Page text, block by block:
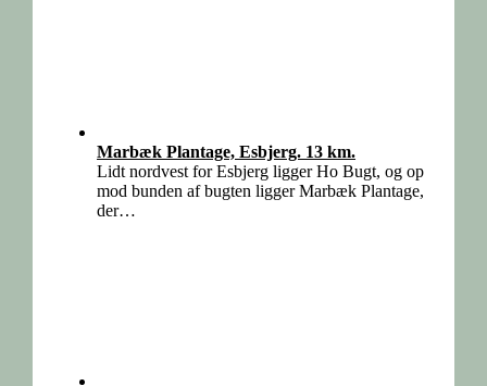
Marbæk Plantage, Esbjerg. 13 km.
Lidt nordvest for Esbjerg ligger Ho Bugt, og op
mod bunden af bugten ligger Marbæk Plantage,
der…